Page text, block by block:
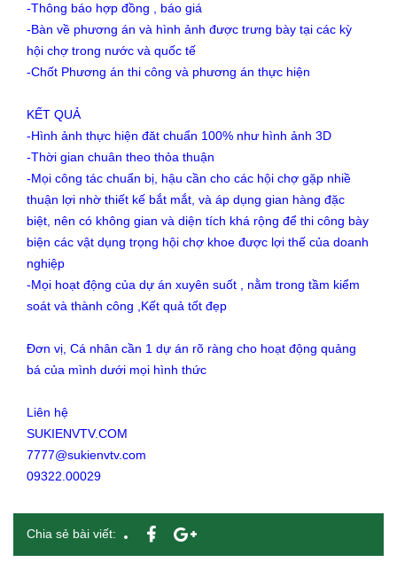
-Thông báo hợp đồng , báo giá
-Bàn về phương án và hình ảnh được trưng bày tại các kỳ
hội chợ trong nước và quốc tế
-Chốt Phương án thi công và phương án thực hiện
KẾT QUẢ
-Hình ảnh thực hiện đăt chuẩn 100% như hình ảnh 3D
-Thời gian chuân theo thỏa thuận
-Mọi công tác chuẩn bị, hậu cần cho các hội chợ gặp nhiề
thuận lợi nhờ thiết kế bắt mắt, và áp dụng gian hàng đặc
biệt, nên có không gian và diện tích khá rộng để thi công bày
biện các vật dụng trọng hội chợ khoe được lợi thế của doanh
nghiệp
-Mọi hoạt động của dự án xuyên suốt , nằm trong tầm kiểm
soát và thành công ,Kết quả tốt đẹp
Đơn vị, Cá nhân cần 1 dự án rõ ràng cho hoạt động quảng
bá của mình dưới mọi hình thức
Liên hệ
SUKIENVTV.COM
7777@sukienvtv.com
09322.00029
Chia sẻ bài viết: